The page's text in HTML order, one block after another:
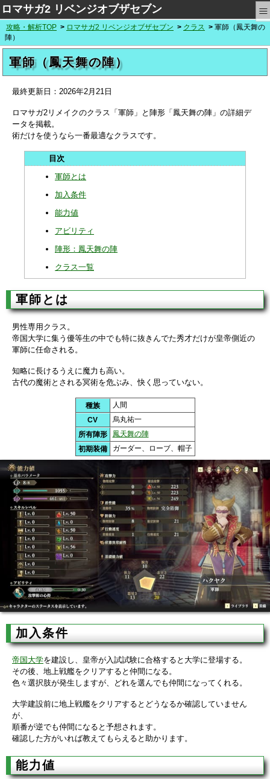
ロマサガ2 リベンジオブザセブン ≡
攻略・解析TOP ロマサガ2 リベンジオブザセブン クラス
軍師（鳳天舞の
陣）
軍師（鳳天舞の陣）
最終更新日： 2026年2月21日
ロマサガ2リメイクのクラス「軍師」と陣形「鳳天舞の陣」の詳細デ
ータを掲載。
術だけを使うなら一番最適なクラスです。
軍師とは
加入条件
能力値
アビリティ
陣形：鳳天舞の陣
クラス一覧
軍師とは
男性専用クラス。
帝国大学に集う優等生の中でも特に抜きんでた秀才だけが皇帝側近の
軍師に任命される。
知略に長けるうえに魔力も高い。
古代の魔術とされる冥術を危ぶみ、快く思っていない。
種族
人間
CV
烏丸祐一
所有陣形
鳳天舞の陣
初期装備
ガーダー、ローブ、帽子
加入条件
帝国大学を建設し、皇帝が入試試験に合格すると大学に登場する。
その後、地上戦艦をクリアすると仲間になる。
色々選択肢が発生しますが、どれを選んでも仲間になってくれる。
大学建設前に地上戦艦をクリアするとどうなるか確認していません
が、
順番が逆でも仲間になると予想されます。
確認した方がいれば教えてもらえると助かります。
能力値